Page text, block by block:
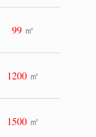
99㎡
1200㎡
1500㎡